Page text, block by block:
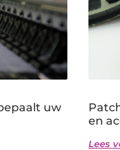
uw
en
Lees